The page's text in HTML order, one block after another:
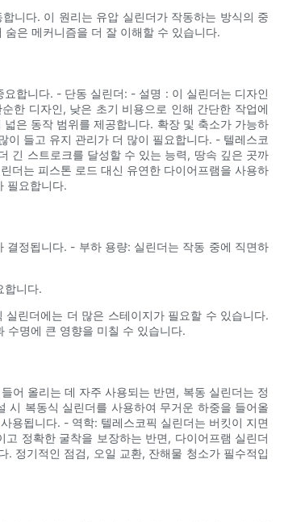
니다. 이 원리는 유압 실린더가 작동하는 방식의 중
은 메커니즘을 더 잘 이해할 수 있습니다.
합니다. - 단동 실린더: - 설명 : 이 실린더는 디자인
한 디자인, 낮은 초기 비용으로 인해 간단한 작업에
은 동작 범위를 제공합니다. 확장 및 축소가 가능하
들고 유지 관리가 더 많이 필요합니다. - 텔레스코
긴 스트로크를 달성할 수 있는 능력, 땅속 깊은 곳까
더는 피스톤 로드 대신 유연한 다이어프램을 사용하
필요합니다.
정됩니다. - 부하 용량: 실린더는 작동 중에 직면하
합니다.
린더에는 더 많은 스테이지가 필요할 수 있습니다.
수명에 큰 영향을 미칠 수 있습니다.
어 올리는 데 자주 사용되는 반면, 복동 실린더는 정
시 복동식 실린더를 사용하여 무거운 하중을 들어올
용됩니다. - 역학: 텔레스코픽 실린더는 버킷이 지면
정확한 굴착을 보장하는 반면, 다이어프램 실린더
정기적인 점검, 오일 교환, 잔해물 청소가 필수적입